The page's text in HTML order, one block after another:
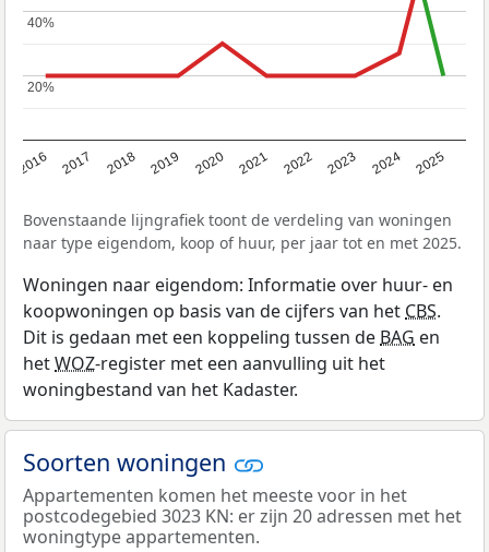
2016 2017 2018 2019 2020 2021 2022 2023 2024 2025
20%
20%
40%
40%
Bovenstaande lijngrafiek toont de verdeling van woningen
naar type eigendom, koop of huur, per jaar tot en met 2025.
Woningen naar eigendom: Informatie over huur- en
koopwoningen op basis van de cijfers van het CBS.
Dit is gedaan met een koppeling tussen de BAG en
hetWOZ-register met een aanvulling uit het
woningbestand van het Kadaster.
Soorten woningen
Appartementen komen het meeste voor in het
postcodegebied 3023 KN: er zijn 20 adressen met het
woningtype appartementen.